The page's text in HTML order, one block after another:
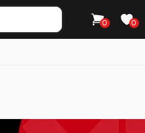
0 0